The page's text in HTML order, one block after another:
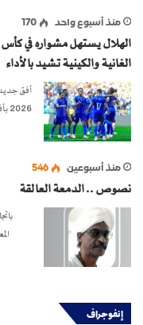
منذ أسبوع واحد 170
الهلال يستهل مشواره في
الغانية والكينية تشيد بالأداء
أفق
2026 بأفضل…
منذ أسبوعين 546
نصوص .. الدمعة العالقة
إنفوجراف